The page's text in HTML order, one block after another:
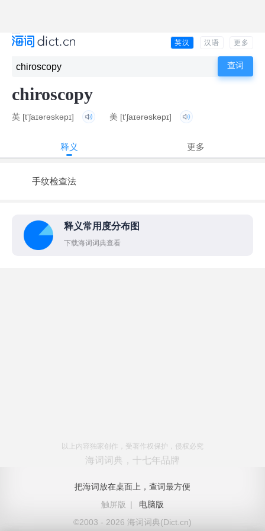
英汉 汉语 更多
chiroscopy
英 [t'ʃaɪərəskəpɪ] 美 [t'ʃaɪərəskəpɪ]
释义 更多
手纹检查法
释义常用度分布图
下载海词词典查看
以上内容独家创作，受著作权保护，侵权必究
海词词典，十七年品牌
把海词放在桌面上，查词最方便
触屏版
|
电脑版
©2003 - 2026 海词词典(Dict.cn)